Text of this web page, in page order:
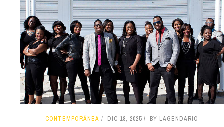
CONTEMPORÁNEA DIC 18, 2025 BY LAGENDARIO